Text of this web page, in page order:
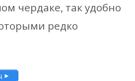
чердаке, так удобно
редко
►